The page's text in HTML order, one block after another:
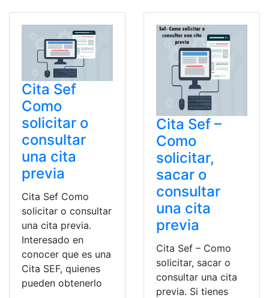
Cita Sef
Como
solicitar o
consultar
una cita
previa
Cita Sef Como
solicitar o consultar
una cita previa.
Interesado en
conocer que es una
Cita SEF, quienes
pueden obtenerlo
Cita Sef –
Como
solicitar,
sacar o
consultar
una cita
previa
Cita Sef – Como
solicitar, sacar o
consultar una cita
previa. Si tienes